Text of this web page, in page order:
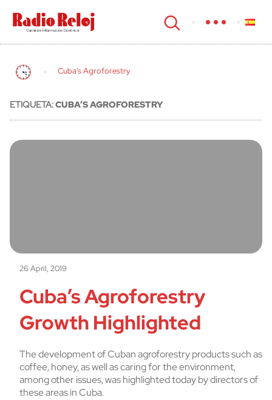
cerrar
Cuba's Agroforestry
ETIQUETA:CUBA’S AGROFORESTRY
26 April, 2019
Cuba’s Agroforestry
Growth Highlighted
The development of Cuban agroforestry products such as
coffee, honey, as well as caring for the environment,
among other issues, was highlighted today by directors of
these areas in Cuba.